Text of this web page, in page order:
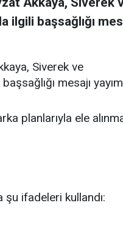
ilgili başsağlığı
Siverek ve
mesajı
planlarıyla ele
şu ifadeleri kullandı: